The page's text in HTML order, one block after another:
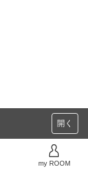
開く
my ROOM